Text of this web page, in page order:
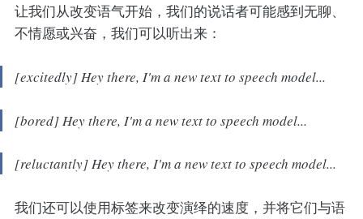
让我们从改变语气开始，我们的说话者可能感到无聊、
不情愿或兴奋，我们可以听出来：
[excitedly] Hey there, I'm a new text to speech model...
[bored] Hey there, I'm a new text to speech model...
[reluctantly] Hey there, I'm a new text to speech model...
我们还可以使用标签来改变演绎的速度，并将它们与语